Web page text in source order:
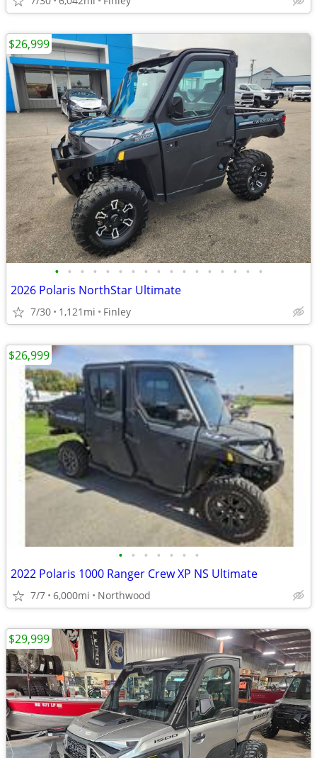
• • • • • • • • • • • • • • • • •
2026 Polaris NorthStar Ultimate
7/30 1,121mi Finley
$26,999
• • • • • • •
2022 Polaris 1000 Ranger Crew XP NS Ultimate
7/7 6,000mi Northwood
$26,999
$29,999